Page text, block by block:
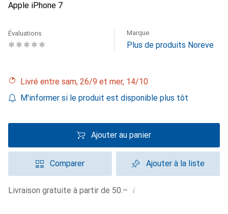
Apple iPhone 7
Évaluations Marque
Plus de produits Noreve
Livré entre sam, 26/9 et mer, 14/10
M'informer si le produit est disponible plus tôt
Ajouter au panier
Comparer Ajouter à la liste
Livraison gratuite à partir de 50.– i